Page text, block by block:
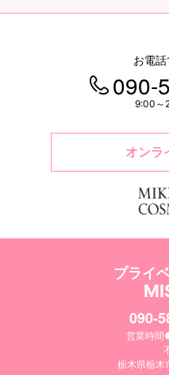
お電
090-
9:00～
オンラ
プライ
090-
営業時
栃木県栃木